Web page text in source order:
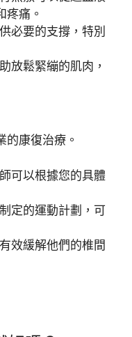
疼痛。
必要的支撐，特別
放鬆緊繃的肌肉，
的康復治療。
可以根據您的具體
定的運動計劃，可
效緩解他們的椎間